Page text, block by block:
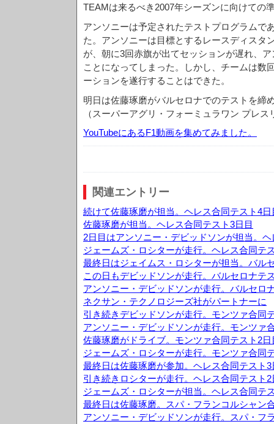
TEAMは来るべき2007年シーズンに向けての
アンソニーは予定されたテストプログラムで
た。アンソニーは目標とするレースディスタ
が、朝に3回赤旗が出てセッションが遅れ、
ことになってしまった。しかし、チームは数
ーションを遂行することはできた。
明日は佐藤琢磨がバルセロナでのテストを締
（スーパーアグリ・フォーミュラワン プレス
YouTubeにあるF1動画を集めてみました。
関連エントリー
続けて佐藤琢磨が担当。ヘレス合同テスト4日
佐藤琢磨が担当。ヘレス合同テスト3日目
2日目はアンソニー・デビッドソンが担当。
ジェームズ・ロシターが走行。ヘレス合同テ
最終日はジェイムス・ロシターが担当。バル
この日もデビッドソンが走行。バルセロナテ
アンソニー・デビッドソンが走行。バルセロ
ネクサン・テクノロジーズ社がパートナーに
引き続きデビッドソンが走行。モンツァ合同
アンソニー・デビッドソンが走行。モンツァ
佐藤琢磨がドライブ。モンツァ合同テスト2日
ジェームズ・ロシターが走行。モンツァ合同
最終日は佐藤琢磨が参加。ヘレス合同テスト3
引き続きロシターが走行。ヘレス合同テスト2
ジェームズ・ロシターが担当。ヘレス合同テ
最終日は佐藤琢磨。スパ・フランコルシャン
アンソニー・デビッドソンが走行。スパ・フ